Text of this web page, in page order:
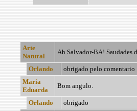
Arte
Natural
Ah Salvador-BA! Saudades
Orlando
obrigado pelo comentario
Maria
Eduarda
Bom angulo.
Orlando
obrigado